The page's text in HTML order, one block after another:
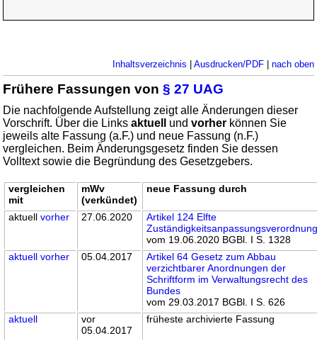
Inhaltsverzeichnis Ausdrucken/PDF| nach oben
Frühere Fassungen von§ 27 UAG
Die nachfolgende Aufstellung zeigt alle Änderungen dieser
Vorschrift. Über die Linksaktuell undvorher können Sie
jeweils alte Fassung (a.F.) und neue Fassung (n.F.)
vergleichen. Beim Änderungsgesetz finden Sie dessen
Volltext sowie die Begründung des Gesetzgebers.
vergleichen
mit
mWv
(verkündet)
neue Fassung durch
aktuellvorher 27.06.2020
Artikel 124 Elfte
vom 19.06.2020 BGBl. I S. 1328
aktuell vorher 05.04.2017
Artikel 64 Gesetz zum Abbau
verzichtbarer Anordnungen der
Schriftform im Verwaltungsrecht des
Bundes
vom 29.03.2017 BGBl. I S. 626
aktuell
vor
05.04.2017
früheste archivierte Fassung